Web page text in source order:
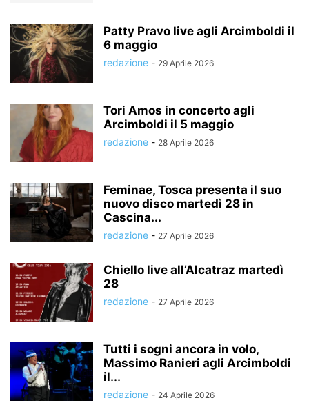
Patty Pravo live agli Arcimboldi il
6 maggio
redazione - 29 Aprile 2026
Tori Amos in concerto agli
Arcimboldi il 5 maggio
redazione - 28 Aprile 2026
Feminae, Tosca presenta il suo
nuovo disco martedì 28 in
Cascina...
redazione - 27 Aprile 2026
Chiello live all’Alcatraz martedì
28
redazione - 27 Aprile 2026
Tutti i sogni ancora in volo,
Massimo Ranieri agli Arcimboldi
il...
redazione - 24 Aprile 2026